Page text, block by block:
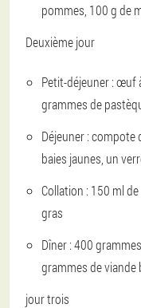
pommes, 100 g de
Deuxième jour
Petit-déjeuner : œuf
grammes de
Déjeuner : compote
baies jaunes, un
Collation : 150 ml
gras
Dîner : 400
grammes de viande
jour trois